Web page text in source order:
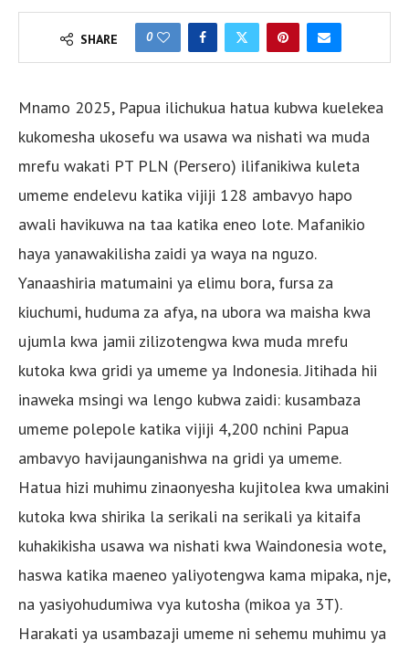
SHARE 0
Mnamo 2025, Papua ilichukua hatua kubwa kuelekea
kukomesha ukosefu wa usawa wa nishati wa muda
mrefu wakati PT PLN (Persero) ilifanikiwa kuleta
umeme endelevu katika vijiji 128 ambavyo hapo
awali havikuwa na taa katika eneo lote. Mafanikio
haya yanawakilisha zaidi ya waya na nguzo.
Yanaashiria matumaini ya elimu bora, fursa za
kiuchumi, huduma za afya, na ubora wa maisha kwa
ujumla kwa jamii zilizotengwa kwa muda mrefu
kutoka kwa gridi ya umeme ya Indonesia. Jitihada hii
inaweka msingi wa lengo kubwa zaidi: kusambaza
umeme polepole katika vijiji 4,200 nchini Papua
ambavyo havijaunganishwa na gridi ya umeme.
Hatua hizi muhimu zinaonyesha kujitolea kwa umakini
kutoka kwa shirika la serikali na serikali ya kitaifa
kuhakikisha usawa wa nishati kwa Waindonesia wote,
haswa katika maeneo yaliyotengwa kama mipaka, nje,
na yasiyohudumiwa vya kutosha (mikoa ya 3T).
Harakati ya usambazaji umeme ni sehemu muhimu ya